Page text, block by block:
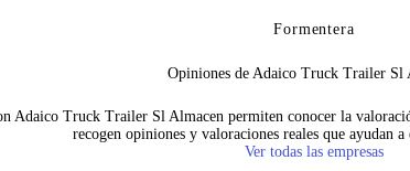
Formentera
Opiniones de Adaico Truck Trailer Sl
Adaico Truck Trailer Sl Almacen permiten conocer la
recogen opiniones y valoraciones reales que ayudan
Ver todas las empresas